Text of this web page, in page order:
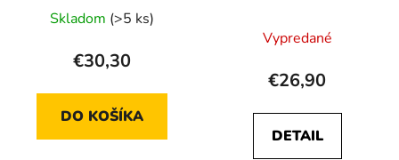
Skladom (>5 ks)
€30,30
DO KOŠÍKA
Vypredané
€26,90
DETAIL